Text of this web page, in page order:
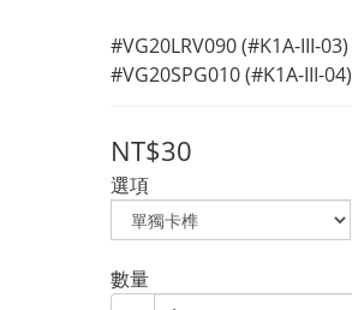
#VG20LRV090 (#K1A-III-03)
#VG20SPG010 (#K1A-III-04)
NT$30
選項
數量